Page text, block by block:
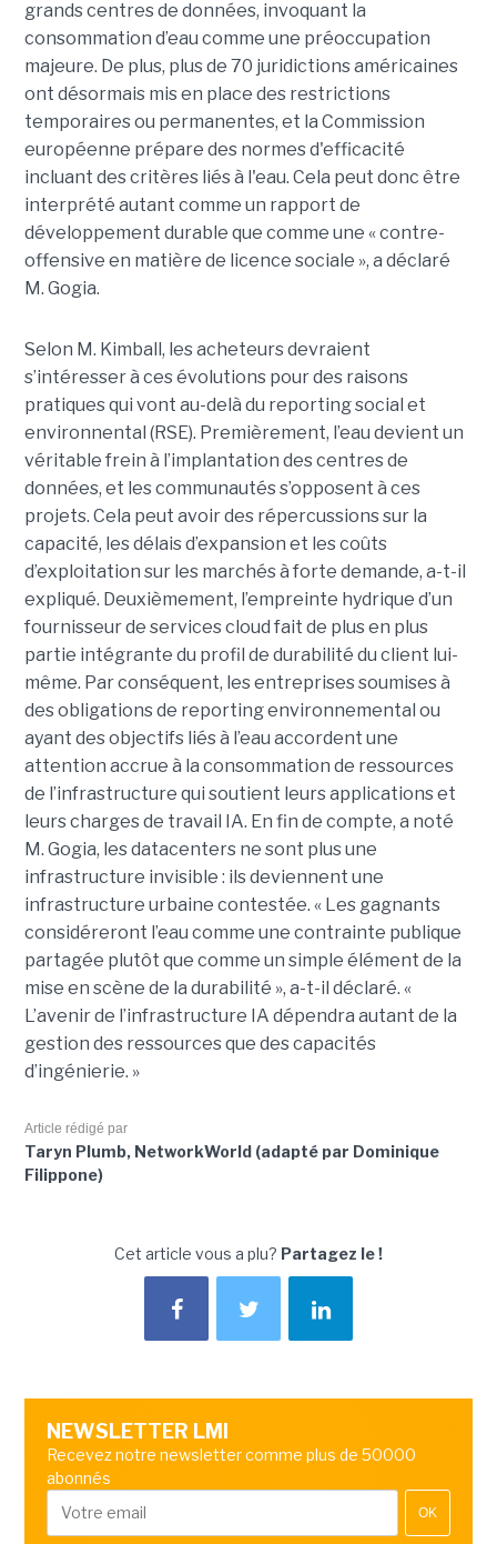
grands centres de données, invoquant la
consommation d’eau comme une préoccupation
majeure. De plus, plus de 70 juridictions américaines
ont désormais mis en place des restrictions
temporaires ou permanentes, et la Commission
européenne prépare des normes d'efficacité
incluant des critères liés à l'eau. Cela peut donc être
interprété autant comme un rapport de
développement durable que comme une « contre-
offensive en matière de licence sociale », a déclaré
M. Gogia.
Selon M. Kimball, les acheteurs devraient
s’intéresser à ces évolutions pour des raisons
pratiques qui vont au-delà du reporting social et
environnental (RSE). Premièrement, l’eau devient un
véritable frein à l’implantation des centres de
données, et les communautés s’opposent à ces
projets. Cela peut avoir des répercussions sur la
capacité, les délais d’expansion et les coûts
d’exploitation sur les marchés à forte demande, a-t-il
expliqué. Deuxièmement, l’empreinte hydrique d’un
fournisseur de services cloud fait de plus en plus
partie intégrante du profil de durabilité du client lui-
même. Par conséquent, les entreprises soumises à
des obligations de reporting environnemental ou
ayant des objectifs liés à l’eau accordent une
attention accrue à la consommation de ressources
de l’infrastructure qui soutient leurs applications et
leurs charges de travail IA. En fin de compte, a noté
M. Gogia, les datacenters ne sont plus une
infrastructure invisible : ils deviennent une
infrastructure urbaine contestée. « Les gagnants
considéreront l’eau comme une contrainte publique
partagée plutôt que comme un simple élément de la
mise en scène de la durabilité », a-t-il déclaré. «
L’avenir de l’infrastructure IA dépendra autant de la
gestion des ressources que des capacités
d’ingénierie. »
Article rédigé par
Taryn Plumb, NetworkWorld (adapté par Dominique
Filippone)
Cet article vous a plu? Partagez le !
NEWSLETTER LMI
Recevez notre newsletter comme plus de 50000
abonnés
OK